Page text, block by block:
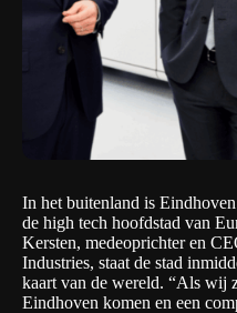
In het buitenland is
de high tech hoofdstad van
Kersten, medeoprichter en
Industries, staat de stad
kaart van de wereld. “Als wij
Eindhoven komen en een